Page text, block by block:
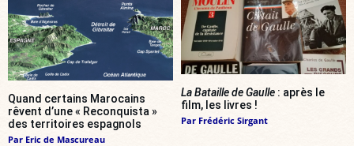
Quand certains Marocains
rêvent d’une « Reconquista »
des territoires espagnols
Par Eric de Mascureau
La Bataille de Gaulle : après le
film, les livres !
Par Frédéric Sirgant